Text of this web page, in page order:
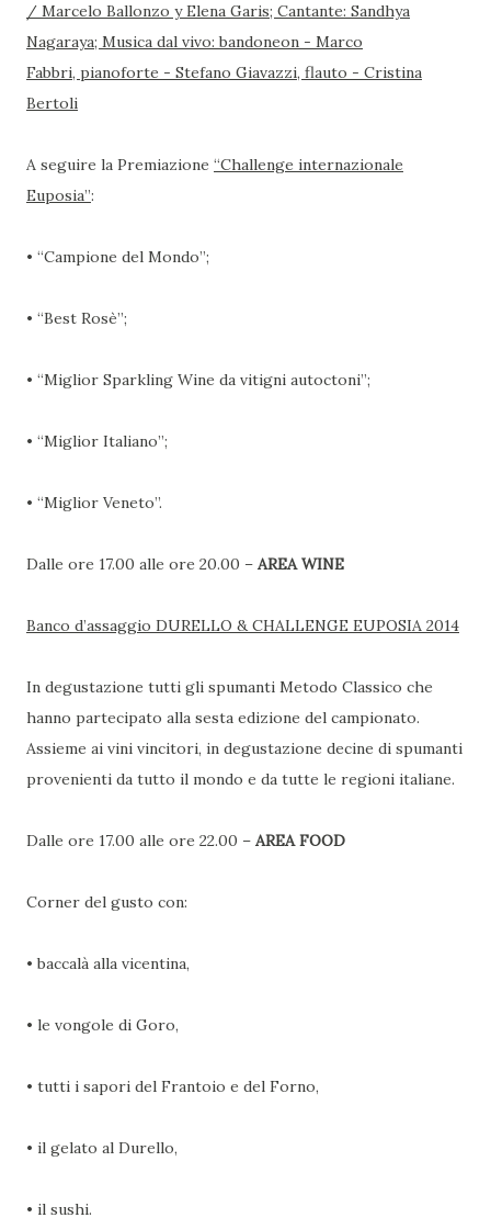
/ Marcelo Ballonzo y Elena Garis; Cantante: Sandhya
Nagaraya; Musica dal vivo: bandoneon - Marco
Fabbri, pianoforte - Stefano Giavazzi, flauto - Cristina
Bertoli
A seguire la Premiazione “Challenge internazionale
Euposia”:
• “Campione del Mondo”;
• “Best Rosè”;
• “Miglior Sparkling Wine da vitigni autoctoni”;
• “Miglior Italiano”;
• “Miglior Veneto”.
Dalle ore 17.00 alle ore 20.00 – AREA WINE
Banco d’assaggio DURELLO & CHALLENGE EUPOSIA 2014
In degustazione tutti gli spumanti Metodo Classico che
hanno partecipato alla sesta edizione del campionato.
Assieme ai vini vincitori, in degustazione decine di spumanti
provenienti da tutto il mondo e da tutte le regioni italiane.
Dalle ore 17.00 alle ore 22.00 – AREA FOOD
Corner del gusto con:
• baccalà alla vicentina,
• le vongole di Goro,
• tutti i sapori del Frantoio e del Forno,
• il gelato al Durello,
• il sushi.